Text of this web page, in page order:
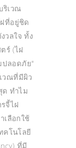
ริเวณ
ที่อยู่ชิด
วลใจ ทั้ง
ร์ (ไฝ
ลอดภัย"
วณที่มีผิว
ด ทำไม
จี้ไฝ
เลือกใช้
คโนโลยี
ที่มี